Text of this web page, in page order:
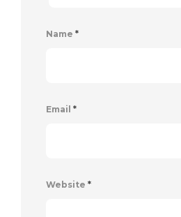
Name *
Email *
Website *